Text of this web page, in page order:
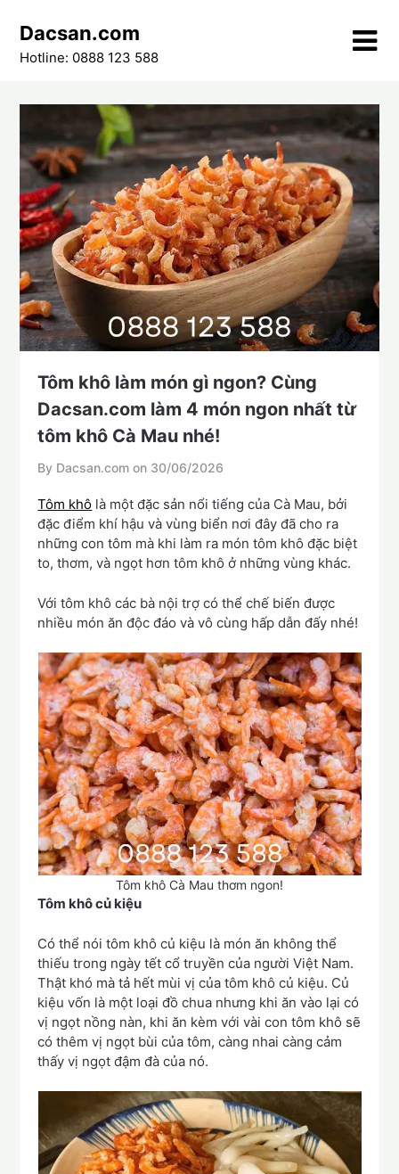
content
Dacsan.com
Hotline: 0888 123 588
Tôm khô làm món gì ngon? Cùng
Dacsan.com làm 4 món ngon nhất từ
tôm khô Cà Mau nhé!
By Dacsan.com on 30/06/2026
Tôm khô là một đặc sản nổi tiếng của Cà Mau, bởi
đặc điểm khí hậu và vùng biển nơi đây đã cho ra
những con tôm mà khi làm ra món tôm khô đặc biệt
to, thơm, và ngọt hơn tôm khô ở những vùng khác.
Với tôm khô các bà nội trợ có thể chế biến được
nhiều món ăn độc đáo và vô cùng hấp dẫn đấy nhé!
Tôm khô Cà Mau thơm ngon!
Tôm khô củ kiệu
Có thể nói tôm khô củ kiệu là món ăn không thể
thiếu trong ngày tết cổ truyền của người Việt Nam.
Thật khó mà tả hết mùi vị của tôm khô củ kiệu. Củ
kiệu vốn là một loại đồ chua nhưng khi ăn vào lại có
vị ngọt nồng nàn, khi ăn kèm với vài con tôm khô sẽ
có thêm vị ngọt bùi của tôm, càng nhai càng cảm
thấy vị ngọt đậm đà của nó.